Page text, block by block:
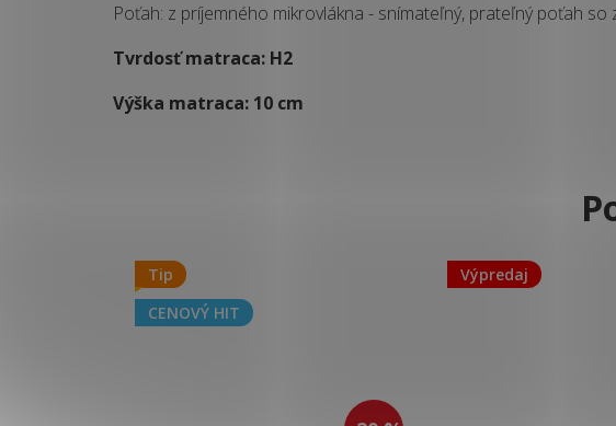
Tip
CENOVÝ HIT
Výpredaj
Poťah: z príjemného mikrovlákna - snímateľný, prateľný poťah
Tvrdosť matraca: H2
Výška matraca: 10 cm